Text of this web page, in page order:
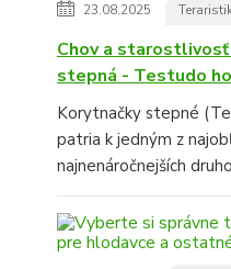
23.08.2025
Chov a starostlivosť
stepná - Testudo
Korytnačky stepné
patria k jedným z
najnenáročnejších